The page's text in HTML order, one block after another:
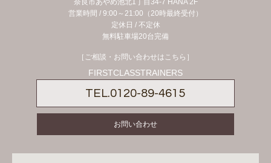
奈良市あやめ池北1丁目34-7 HANA 2F
営業時間 / 9:00～21:00（20時最終受付）
定休日 / 不定休
無料駐車場20台完備
［ご相談・お問い合わせはこちら］
FIRSTCLASSTRAINERS
TEL.0120-89-4615
お問い合わせ